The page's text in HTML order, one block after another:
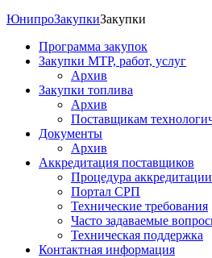
ЮнипроЗакупкиЗакупки
Программа закупок
Закупки МТР, работ, услуг
Архив
Закупки топлива
Архив
Поставщикам
Документы
Архив
Аккредитация поставщиков
Процедура аккредитации
Портал СРП
Технические требования
Часто задаваемые
Техническая поддержка
Контактная информация